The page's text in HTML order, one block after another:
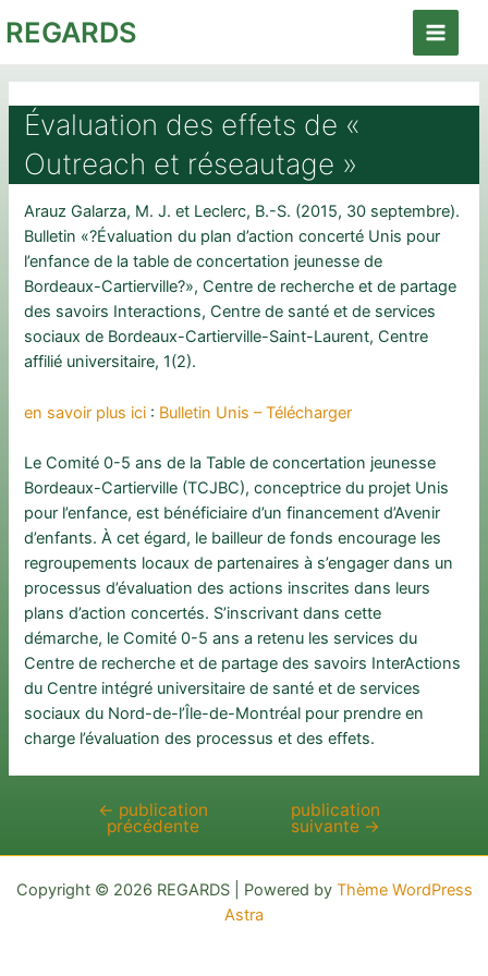
au
contenu
REGARDS
Main
Évaluation des effets de «
Outreach et réseautage »
Arauz Galarza, M. J. et Leclerc, B.-S. (2015, 30 septembre).
Bulletin «?Évaluation du plan d’action concerté Unis pour
l’enfance de la table de concertation jeunesse de
Bordeaux-Cartierville?», Centre de recherche et de partage
des savoirs Interactions, Centre de santé et de services
sociaux de Bordeaux-Cartierville-Saint-Laurent, Centre
affilié universitaire, 1(2).
en savoir plus ici : Bulletin Unis – Télécharger
Le Comité 0-5 ans de la Table de concertation jeunesse
Bordeaux-Cartierville (TCJBC), conceptrice du projet Unis
pour l’enfance, est bénéficiaire d’un financement d’Avenir
d’enfants. À cet égard, le bailleur de fonds encourage les
regroupements locaux de partenaires à s’engager dans un
processus d’évaluation des actions inscrites dans leurs
plans d’action concertés. S’inscrivant dans cette
démarche, le Comité 0-5 ans a retenu les services du
Centre de recherche et de partage des savoirs InterActions
du Centre intégré universitaire de santé et de services
sociaux du Nord-de-l’Île-de-Montréal pour prendre en
charge l’évaluation des processus et des effets.
Navigation
l’article
← publication
précédente
publication
suivante →
Copyright © 2026 REGARDS | Powered by Thème WordPress
Astra